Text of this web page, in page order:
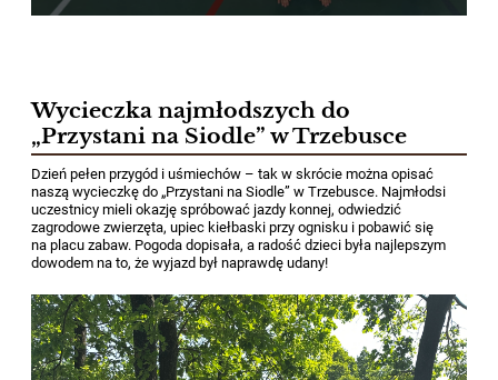
Wycieczka najmłodszych do
„Przystani na Siodle” w Trzebusce
Dzień pełen przygód i uśmiechów – tak w skrócie można opisać
naszą wycieczkę do „Przystani na Siodle” w Trzebusce. Najmłodsi
uczestnicy mieli okazję spróbować jazdy konnej, odwiedzić
zagrodowe zwierzęta, upiec kiełbaski przy ognisku i pobawić się
na placu zabaw. Pogoda dopisała, a radość dzieci była najlepszym
dowodem na to, że wyjazd był naprawdę udany!